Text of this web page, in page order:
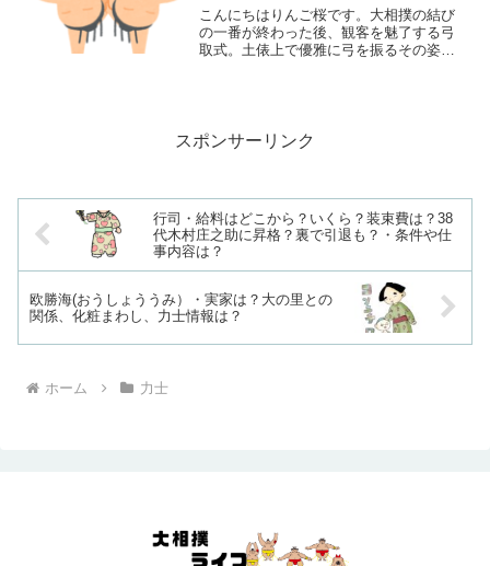
こんにちはりんご桜です。大相撲の結び
の一番が終わった後、観客を魅了する弓
取式。土俵上で優雅に弓を振るその姿
スポンサーリンク
行司・給料はどこから？いくら？装束費は？38
代木村庄之助に昇格？裏で引退も？・条件や仕
事内容は？
欧勝海(おうしょううみ）・実家は？大の里との
関係、化粧まわし、力士情報は？
ホーム 力士